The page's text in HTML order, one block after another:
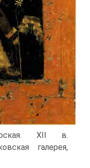
XII в.
галерея,